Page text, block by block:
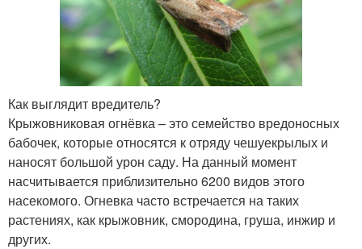
Как выглядит вредитель?
Крыжовниковая огнёвка – это семейство вредоносных
бабочек, которые относятся к отряду чешуекрылых и
наносят большой урон саду. На данный момент
насчитывается приблизительно 6200 видов этого
насекомого. Огневка часто встречается на таких
растениях, как крыжовник, смородина, груша, инжир и
других.